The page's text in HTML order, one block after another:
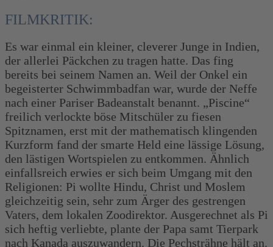
FILMKRITIK:
Es war einmal ein kleiner, cleverer Junge in Indien,
der allerlei Päckchen zu tragen hatte. Das fing
bereits bei seinem Namen an. Weil der Onkel ein
begeisterter Schwimmbadfan war, wurde der Neffe
nach einer Pariser Badeanstalt benannt. „Piscine“
freilich verlockte böse Mitschüler zu fiesen
Spitznamen, erst mit der mathematisch klingenden
Kurzform fand der smarte Held eine lässige Lösung,
den lästigen Wortspielen zu entkommen. Ähnlich
einfallsreich erwies er sich beim Umgang mit den
Religionen: Pi wollte Hindu, Christ und Moslem
gleichzeitig sein, sehr zum Ärger des gestrengen
Vaters, dem lokalen Zoodirektor. Ausgerechnet als Pi
sich heftig verliebte, plante der Papa samt Tierpark
nach Kanada auszuwandern. Die Pechsträhne hält an.